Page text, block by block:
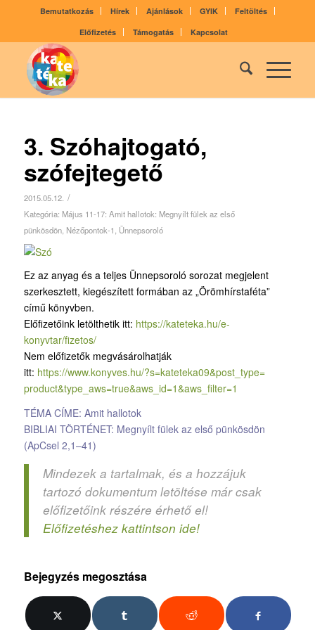
Bemutatkozás Hírek Ajánlások GYIK
Feltöltés
Előfizetés
Támogatás Kapcsolat
3. Szóhajtogató,
szófejtegető
2015.05.12. /
Kategória: Május 11-17: Amit hallotok: Megnyílt fülek az első
pünkösdön, Nézőpontok-1 Ünnepsoroló
Ez az anyag és a teljes Ünnepsoroló sorozat megjelent
szerkesztett, kiegészített formában az „Örömhírstaféta”
című könyvben.
Előfizetőink letölthetik itt: https://kateteka.hu/e-
konyvtar/fizetos/
Nem előfizetők megvásárolhatják
itt: https://www.konyves.hu/?s=kateteka09&post_type=
product&type_aws=true&aws_id=1&aws_filter=1
TÉMA CÍME: Amit hallotok
BIBLIAI TÖRTÉNET: Megnyílt fülek az első pünkösdön
(ApCsel 2,1–41)
Mindezek a tartalmak, és a hozzájuk
tartozó dokumentum letöltése már csak
előfizetőink részére érhető el!
Előfizetéshez kattintson ide!
Bejegyzés megosztása